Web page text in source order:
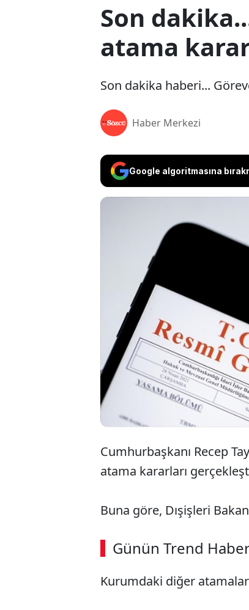
Son
atama
Son dakika haberi...
Haber Merkezi
Google algoritmasına
Cumhurbaşkanı Recep
atama kararları
Buna göre, Dışişleri
Günün Trend
SÖZCÜ SON DAKİKA
Kurumdaki diğer